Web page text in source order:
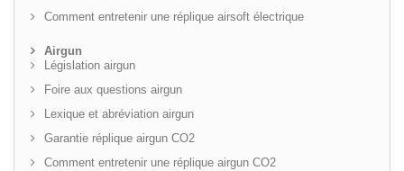
Comment entretenir une réplique airsoft électrique
Airgun
Législation airgun
Foire aux questions airgun
Lexique et abréviation airgun
Garantie réplique airgun CO2
Comment entretenir une réplique airgun CO2